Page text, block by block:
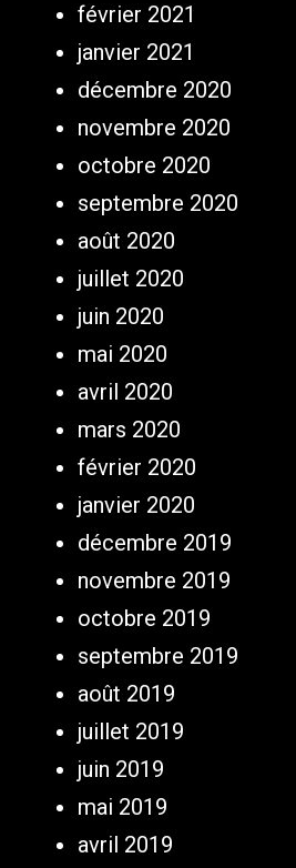
février 2021
janvier 2021
décembre 2020
novembre 2020
octobre 2020
septembre 2020
août 2020
juillet 2020
juin 2020
mai 2020
avril 2020
mars 2020
février 2020
janvier 2020
décembre 2019
novembre 2019
octobre 2019
septembre 2019
août 2019
juillet 2019
juin 2019
mai 2019
avril 2019